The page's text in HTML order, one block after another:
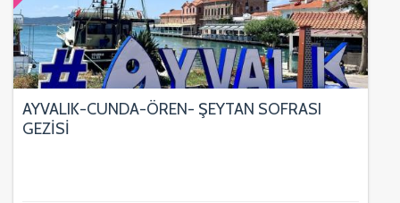
AYVALIK-CUNDA-ÖREN- ŞEYTAN SOFRASI
GEZİSİ